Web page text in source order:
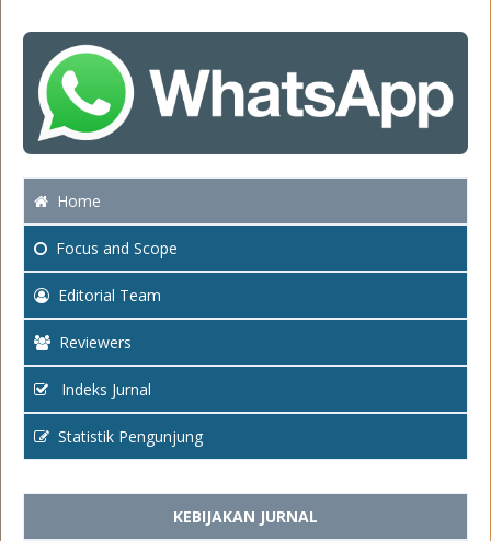
Home
Focus and Scope
Editorial Team
Reviewers
Indeks Jurnal
Statistik Pengunjung
KEBIJAKAN JURNAL